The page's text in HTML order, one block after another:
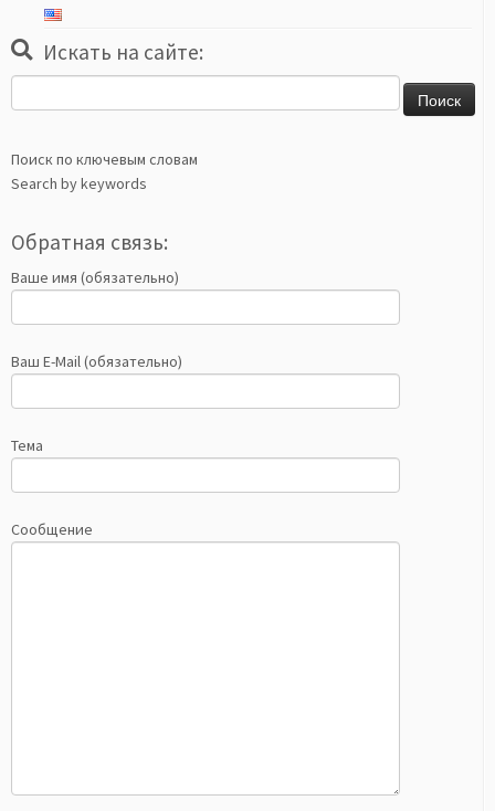
Искать на сайте:
Поиск по ключевым словам
Search by keywords
Обратная связь:
Ваше имя (обязательно)
Ваш E-Mail (обязательно)
Тема
Сообщение